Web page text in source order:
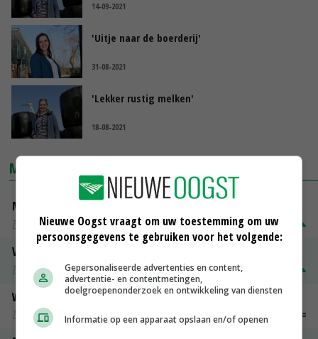
14-09-2021
'Uitje naar de boerderij'
31-08-2021
'Lekker rustig melken'
18-08-2021
MARKTPRIJZEN
Magere melkpoeder
Zuivel weekprijzen
€ 269,00 € 7,00
Volle melkpoeder
Zuivel weekprijzen
€ 345,00
Weipoeder
Zuivel weekprijzen
€ 134,00 € 0,00
Nieuwe Oogst vraagt om uw toestemming om uw
persoonsgegevens te gebruiken voor het volgende:
Gepersonaliseerde advertenties en content,
advertentie- en contentmetingen,
doelgroepenonderzoek en ontwikkeling van diensten
Informatie op een apparaat opslaan en/of openen